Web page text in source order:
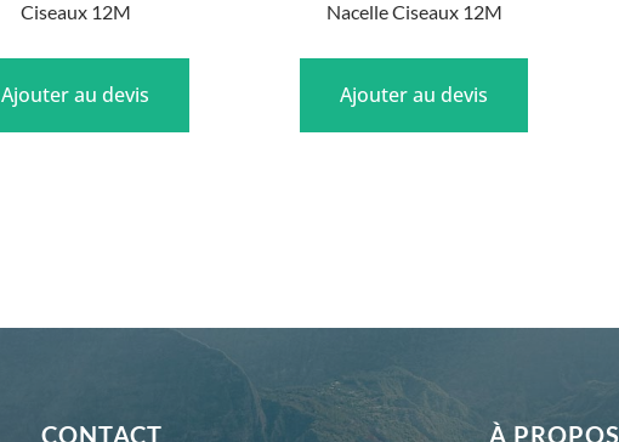
Ciseaux 12M
Ajouter au devis
Nacelle Ciseaux 12M
Ajouter au devis
CONTACT À PROPOS